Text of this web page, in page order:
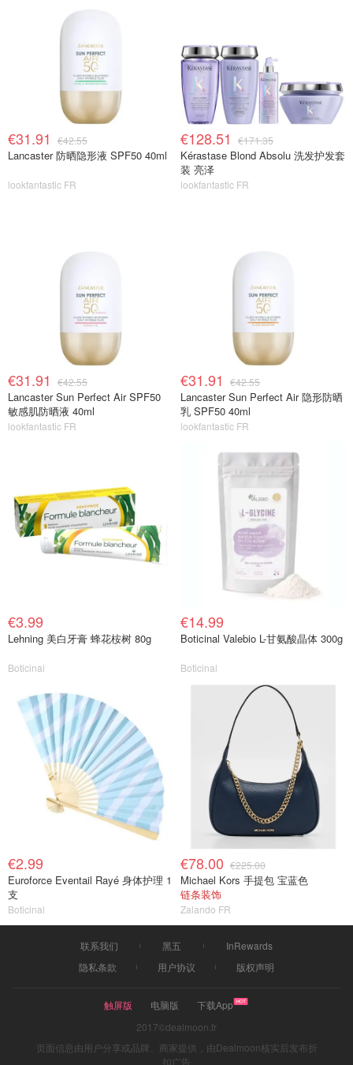
€31.91 €42.55
Lancaster 防晒隐形液 SPF50 40ml
lookfantastic FR
€128.51 €171.35
Kérastase Blond Absolu 洗发护发套
装 亮泽
lookfantastic FR
€31.91 €42.55
Lancaster Sun Perfect Air SPF50
敏感肌防晒液 40ml
lookfantastic FR
€31.91 €42.55
Lancaster Sun Perfect Air 隐形防晒
乳 SPF50 40ml
lookfantastic FR
€3.99
Lehning 美白牙膏 蜂花桉树 80g
Boticinal
€14.99
Boticinal Valebio L-甘氨酸晶体 300g
Boticinal
€2.99
Euroforce Eventail Rayé 身体护理 1
支
Boticinal
€78.00 €225.00
Michael Kors 手提包 宝蓝色
链条装饰
Zalando FR
联系我们 黑五
InRewards
隐私条款
用户协议 版权声明
触屏版 电脑版
下载App
2017©dealmoon.fr
页面信息由用户分享或品牌、商家提供，由Dealmoon核实后发布折
扣广告